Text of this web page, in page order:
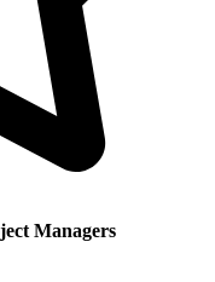
Managers